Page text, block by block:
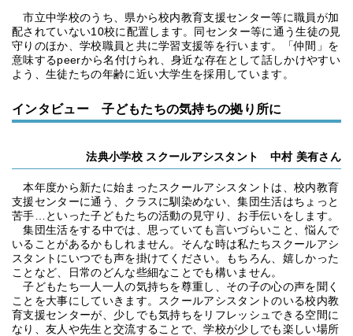
市立中学校のうち、県から校内教育支援センター等に職員が加
配されていない10校に配置します。同センター等に通う生徒の見
守りのほか、学校職員と共に学習支援等を行います。「仲間」を
意味するpeerから名付けられ、身近な存在として話しかけやすい
よう、生徒たちの年齢に近い大学生を採用しています。
インタビュー 子どもたちの気持ちの拠り所に
法典小学校 スクールアシスタント 中村 美有さん
本年度から新たに始まったスクールアシスタントは、校内教育
支援センターに通う、クラスに馴染めない、集団生活はちょっと
苦手…といった子どもたちの活動の見守り、お手伝いをします。
集団生活をする中では、思っていても言いづらいこと、悩んで
いることがあるかもしれません。そんな時は私たちスクールアシ
スタントにいつでも声を掛けてください。もちろん、嬉しかった
ことなど、日常のどんな些細なことでも構いません。
子どもたち一人一人の気持ちを尊重し、その子の心の声を聞く
ことを大事にしていきます。スクールアシスタントのいる校内教
育支援センターが、少しでも気持ちをリフレッシュできる空間に
なり、友人や先生と交流することで、学校が少しでも楽しい場所